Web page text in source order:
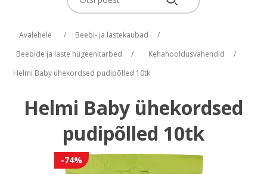
Avalehele / Beebi- ja lastekaubad
/
Beebide ja laste hügeenitarbed
/ Kehahooldusvahendid
/
Helmi Baby ühekordsed pudipõlled 10tk
Helmi Baby ühekordsed
pudipõlled 10tk
-74%